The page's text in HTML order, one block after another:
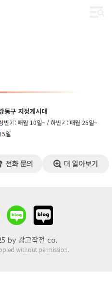
동구 지정게시대
반기: 매월 10일~ / 하반기: 매월 25일~
일
by 광고작전 co.
without permission.